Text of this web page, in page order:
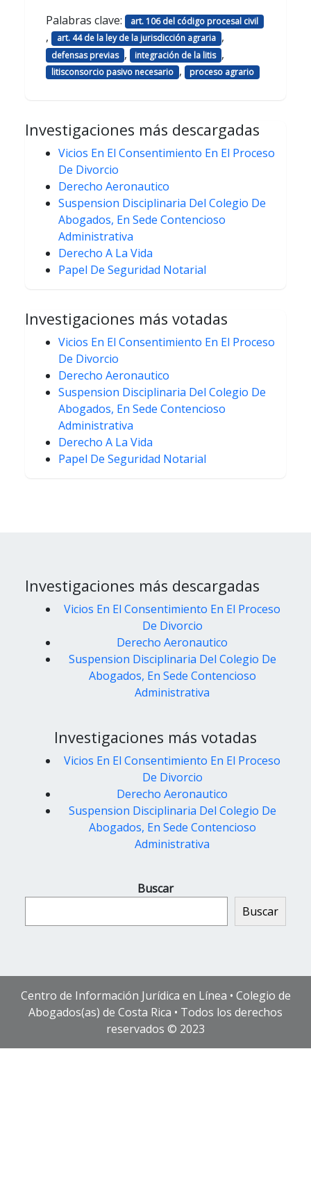
Palabras clave: art. 106 del código procesal civil
, art. 44 de la ley de la jurisdicción agraria ,
defensas previas , integración de la litis ,
litisconsorcio pasivo necesario , proceso agrario
Investigaciones más descargadas
Vicios En El Consentimiento En El Proceso
De Divorcio
Derecho Aeronautico
Suspension Disciplinaria Del Colegio De
Abogados, En Sede Contencioso
Administrativa
Derecho A La Vida
Papel De Seguridad Notarial
Investigaciones más votadas
Vicios En El Consentimiento En El Proceso
De Divorcio
Derecho Aeronautico
Suspension Disciplinaria Del Colegio De
Abogados, En Sede Contencioso
Administrativa
Derecho A La Vida
Papel De Seguridad Notarial
Investigaciones más descargadas
Vicios En El Consentimiento En El Proceso
De Divorcio
Derecho Aeronautico
Suspension Disciplinaria Del Colegio De
Abogados, En Sede Contencioso
Administrativa
Investigaciones más votadas
Vicios En El Consentimiento En El Proceso
De Divorcio
Derecho Aeronautico
Suspension Disciplinaria Del Colegio De
Abogados, En Sede Contencioso
Administrativa
Buscar
Buscar
Centro de Información Jurídica en Línea • Colegio de
Abogados(as) de Costa Rica • Todos los derechos
reservados © 2023